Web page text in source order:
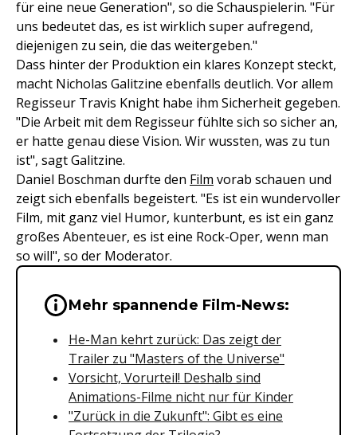
für eine neue Generation", so die Schauspielerin. "Für
uns bedeutet das, es ist wirklich super aufregend,
diejenigen zu sein, die das weitergeben."
Dass hinter der Produktion ein klares Konzept steckt,
macht Nicholas Galitzine ebenfalls deutlich. Vor allem
Regisseur Travis Knight habe ihm Sicherheit gegeben.
"Die Arbeit mit dem Regisseur fühlte sich so sicher an,
er hatte genau diese Vision. Wir wussten, was zu tun
ist", sagt Galitzine.
Daniel Boschman durfte den Film vorab schauen und
zeigt sich ebenfalls begeistert. "Es ist ein wundervoller
Film, mit ganz viel Humor, kunterbunt, es ist ein ganz
großes Abenteuer, es ist eine Rock-Oper, wenn man
so will", so der Moderator.
Wichtige Hinweise &
Mehr spannende Film-News:
He-Man kehrt zurück: Das zeigt der
Trailer zu "Masters of the Universe"
Vorsicht, Vorurteil! Deshalb sind
Animations-Filme nicht nur für Kinder
"Zurück in die Zukunft": Gibt es eine